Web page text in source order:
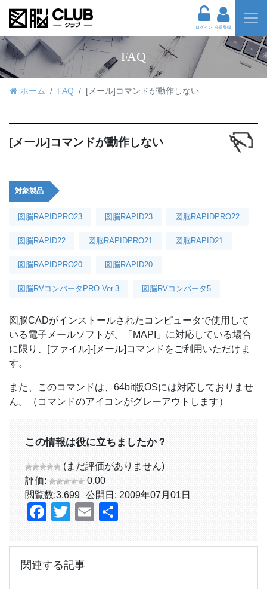
ログイン 会員登録
FAQ
ホーム FAQ [メール]コマンドが動作しない
[メール]コマンドが動作しない
対象製品
図脳RAPIDPRO23 図脳RAPID23 図脳RAPIDPRO22
図脳RAPID22 図脳RAPIDPRO21 図脳RAPID21
図脳RAPIDPRO20 図脳RAPID20
図脳RVコンバータPRO Ver.3 図脳RVコンバータ5
図脳CADがインストールされたコンピュータで使用して
いる電子メールソフトが、「MAPI」に対応している場合
に限り、[ファイル]-[メール]コマンドをご利用いただけま
す。
また、このコマンドは、64bit版OSには対応しておりませ
ん。（コマンドのアイコンがグレーアウトします）
この情報は役に立ちましたか？
(まだ評価がありません)
評価:
0.00
閲覧数:3,699 公開日: 2009年07月01日
Facebook
TwitterEmail
関連する記事